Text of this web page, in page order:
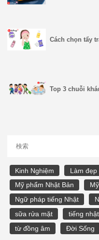
Cách chọn tẩy
Top 3 chuỗi
Kinh Nghiệm Làm đẹp
Mỹ phẩm Nhật Bản
Ngữ pháp tiếng Nhật
sữa rửa mặt
tiếng nhật
từ đồng âm
Đời Sống